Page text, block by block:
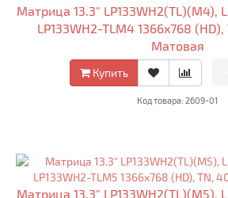
Матрица 13.3" LP133WH2(TL)(M4),
LP133WH2-TLM4 1366x768
Матовая
Купить
Код товара: 2609-01
Матрица 13.3" LP133WH2(TL)(M5),